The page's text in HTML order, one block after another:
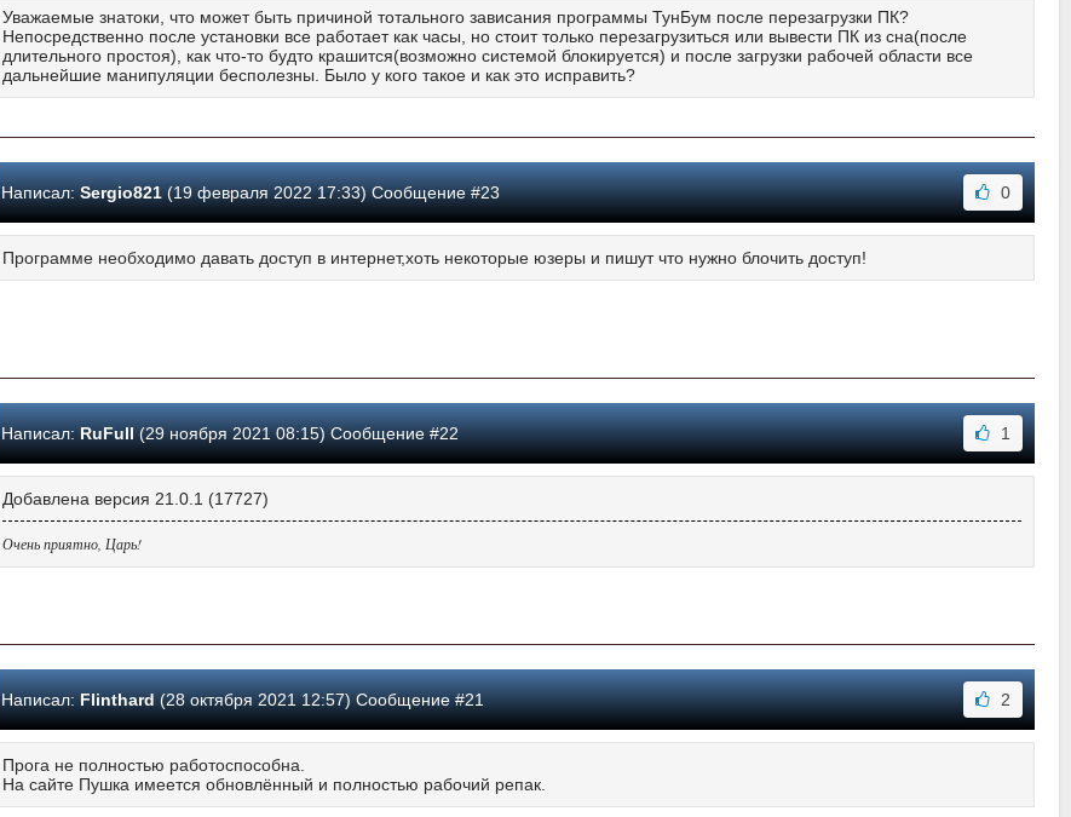
Уважаемые знатоки, что может быть причиной тотального зависания программы ТунБум после перезагрузки ПК?
Непосредственно после установки все работает как часы, но стоит только перезагрузиться или вывести ПК из сна(после
длительного простоя), как что-то будто крашится(возможно системой блокируется) и после загрузки рабочей области все
дальнейшие манипуляции бесполезны. Было у кого такое и как это исправить?
Написал: Sergio821(19 февраля 2022 17:33) Сообщение #23 0
Программе необходимо давать доступ в интернет,хоть некоторые юзеры и пишут что нужно блочить доступ!
Написал: RuFull(29 ноября 2021 08:15) Сообщение #22 1
Добавлена версия 21.0.1 (17727)
Очень приятно, Царь!
Написал: Flinthard(28 октября 2021 12:57) Сообщение #21 2
Прога не полностью работоспособна.
На сайте Пушка имеется обновлённый и полностью рабочий репак.